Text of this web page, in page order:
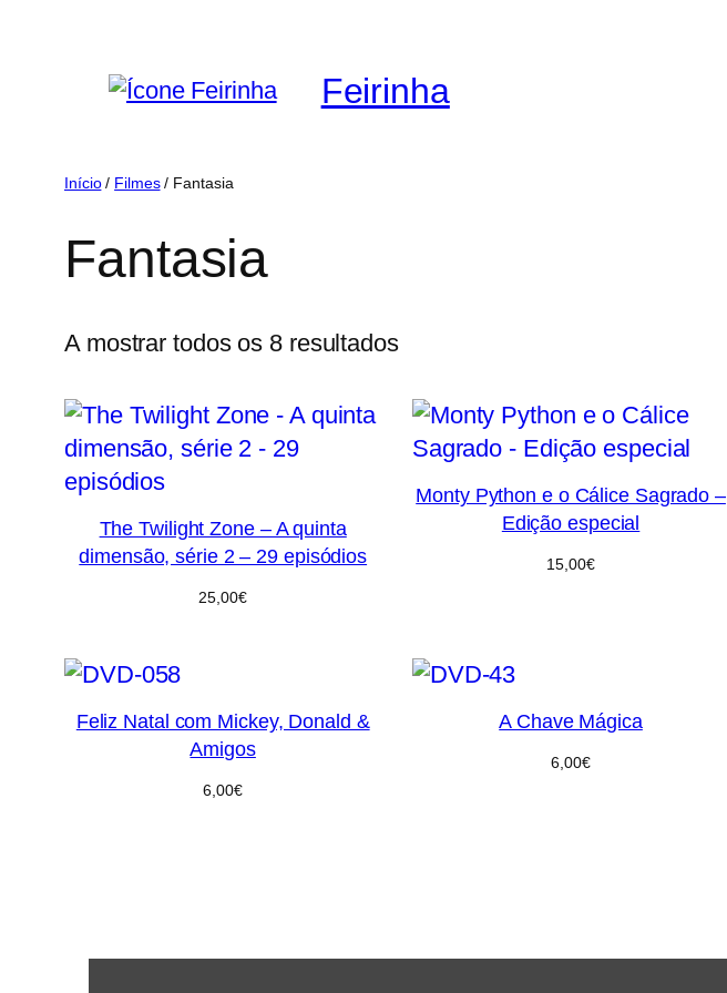
Feirinha
Início/ Filmes/ Fantasia
Fantasia
A mostrar todos os 8 resultadosOrdenado
mais
recentes
The Twilight Zone – A quinta
dimensão, série 2 – 29 episódios
25,00€
Monty Python e o Cálice Sagrado –
Edição especial
15,00€
Feliz Natal com Mickey, Donald &
Amigos
6,00€
A Chave Mágica
6,00€